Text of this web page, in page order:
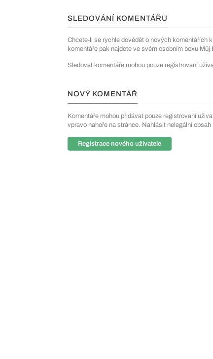
SLEDOVÁNÍ KOMENTÁŘŮ
Chcete-li se rychle dovědět o nových komentářích
komentáře pak najdete ve svém osobním boxu
Sledovat komentáře mohou pouze registrovaní
NOVÝ KOMENTÁŘ
Komentáře mohou přidávat pouze registrovaní
vpravo nahoře na stránce. Nahlásit nelegální obsah
Registrace nového uživatele